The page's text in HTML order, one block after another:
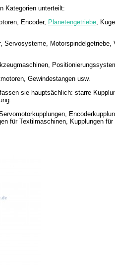
Kategorien unterteilt:
Encoder, Planetengetriebe,
Servosysteme,
Gewindestangen usw.
sie hauptsächlich: starre
für Textilmaschinen, Kupplungen